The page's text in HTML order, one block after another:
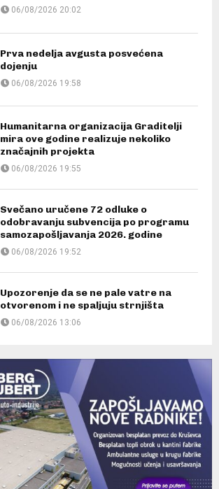
06/08/2026 20:02
Prva nedelja avgusta posvećena
dojenju
06/08/2026 19:58
Humanitarna organizacija Graditelji
mira ove godine realizuje nekoliko
značajnih projekta
06/08/2026 19:55
Svečano uručene 72 odluke o
odobravanju subvencija po programu
samozapošljavanja 2026. godine
06/08/2026 19:52
Upozorenje da se ne pale vatre na
otvorenom i ne spaljuju strnjišta
06/08/2026 13:06